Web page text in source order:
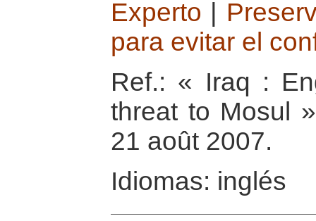
Experto
para evitar el
Ref.: « Iraq :
threat to Mosul
21 août 2007.
Idiomas: inglés